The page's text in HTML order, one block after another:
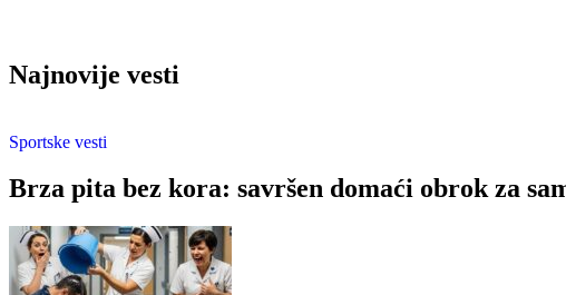
Najnovije vesti
Sportske vesti
Brza pita bez kora: savršen domaći obrok za